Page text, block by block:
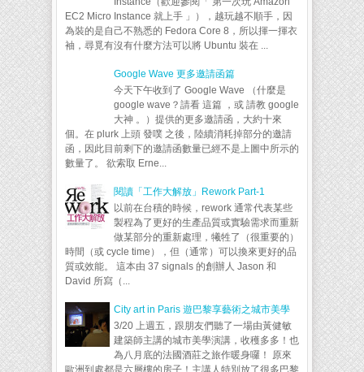
EC2 Micro Instance 就上手 」），越玩越不順手，因
為裝的是自己不熟悉的 Fedora Core 8，所以揮一揮衣
袖，尋覓有沒有什麼方法可以將 Ubuntu 裝在 ...
Google Wave 更多邀請函篇
今天下午收到了 Google Wave （什麼是
google wave？請看 這篇 ，或 請教 google
大神 。）提供的更多邀請函，大約十來
個。在 plurk 上頭 發噗 之後，陸續消耗掉部分的邀請
函，因此目前剩下的邀請函數量已經不是上圖中所示的
數量了。 欲索取 Erne...
閱讀「工作大解放」Rework Part-1
以前在台積的時候，rework 通常代表某些
製程為了更好的生產品質或實驗需求而重新
做某部分的重新處理，犧牲了（很重要的）
時間（或 cycle time），但（通常）可以換來更好的品
質或效能。 這本由 37 signals 的創辦人 Jason 和
David 所寫（...
City art in Paris 遊巴黎享藝術之城市美學
3/20 上週五，跟朋友們聽了一場由黃健敏
建築師主講的城市美學演講，收穫多多！也
為八月底的法國酒莊之旅作暖身囉！ 原來